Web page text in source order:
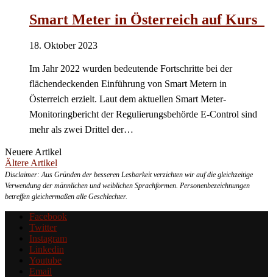
Smart Meter in Österreich auf Kurs
18. Oktober 2023
Im Jahr 2022 wurden bedeutende Fortschritte bei der
flächendeckenden Einführung von Smart Metern in
Österreich erzielt. Laut dem aktuellen Smart Meter-
Monitoringbericht der Regulierungsbehörde E-Control sind
mehr als zwei Drittel der…
Neuere Artikel
Ältere Artikel
Disclaimer: Aus Gründen der besseren Lesbarkeit verzichten wir auf die gleichzeitige
Verwendung der männlichen und weiblichen Sprachformen. Personenbezeichnungen
betreffen gleichermaßen alle Geschlechter.
Facebook
Twitter
Instagram
Linkedin
Youtube
Email